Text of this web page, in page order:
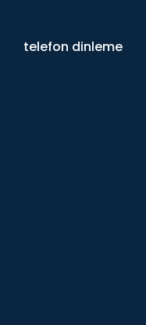
telefon dinleme